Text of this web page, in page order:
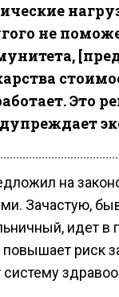
не
Это
на
Зачастую,
идет
повышает риск
систему